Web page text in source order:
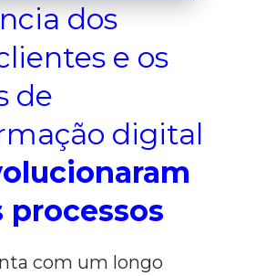
dos
e os
de
digital
processos
com um longo